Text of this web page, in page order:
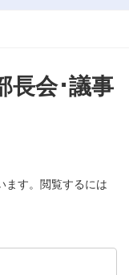
長会･議事
ます。閲覧するには